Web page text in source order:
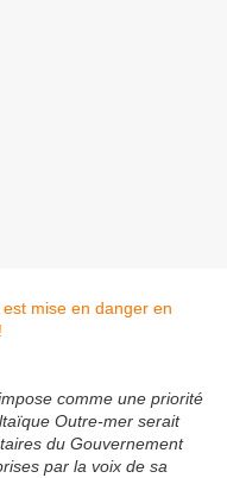
comme une priorité
Outre-mer serait
du Gouvernement
par la voix de sa